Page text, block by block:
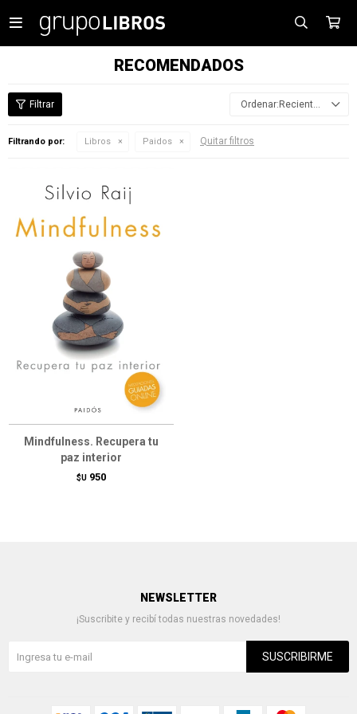

RECOMENDADOS
Recientes
Filtrando por: Libros Paidos Quitar filtros
Mindfulness. Recupera tu
paz interior
$U 950
NEWSLETTER
¡Suscribite y recibí todas nuestras novedades!
SUSCRIBIRME